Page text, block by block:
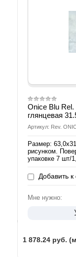
Onice Blu Rel.
глянцевая
Артикул: Rev.
Размер:
рисунком.
упаковке 7 шт/
Добавить
Мне нужно:
1 878.24 руб.